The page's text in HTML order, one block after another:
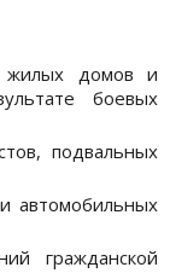
жилых домов и
боевых
подвальных
автомобильных
гражданской